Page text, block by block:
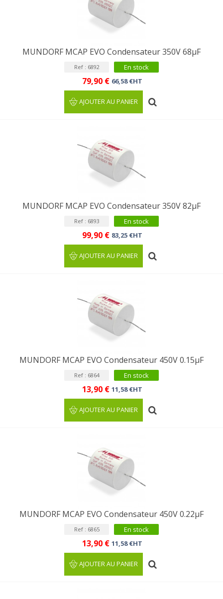
MUNDORF MCAP EVO Condensateur 350V 68µF
Ref : 6892 En stock
79,90 € 66,58 €HT
AJOUTER AU PANIER
MUNDORF MCAP EVO Condensateur 350V 82µF
Ref : 6893 En stock
99,90 € 83,25 €HT
AJOUTER AU PANIER
MUNDORF MCAP EVO Condensateur 450V 0.15µF
Ref : 6864 En stock
13,90 € 11,58 €HT
AJOUTER AU PANIER
MUNDORF MCAP EVO Condensateur 450V 0.22µF
Ref : 6865 En stock
13,90 € 11,58 €HT
AJOUTER AU PANIER